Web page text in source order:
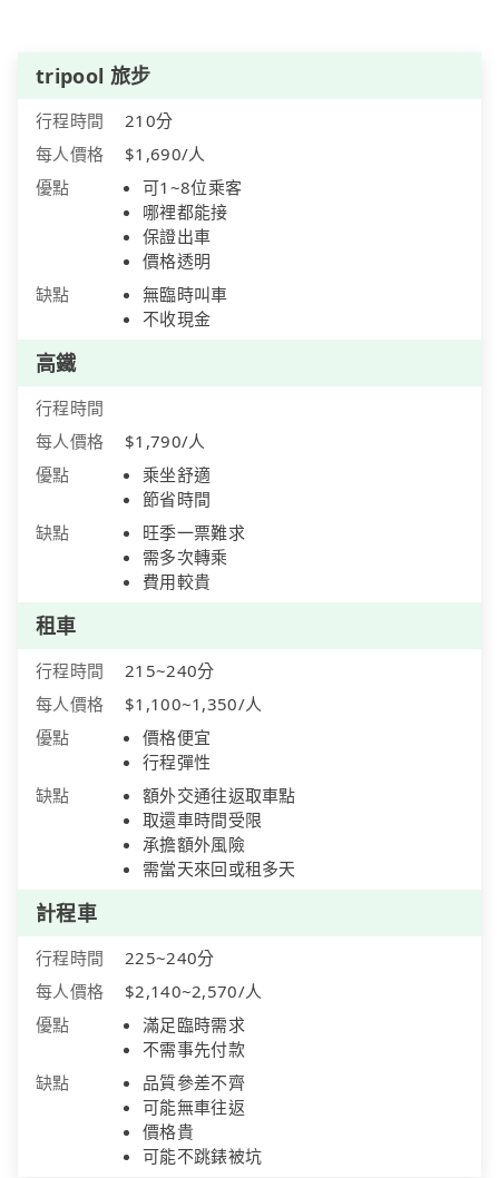
tripool 旅步
行程時間
210分
每人價格
$1,690/人
優點
可1~8位乘客
哪裡都能接
保證出車
價格透明
缺點
無臨時叫車
不收現金
高鐵
行程時間
每人價格
$1,790/人
優點
乘坐舒適
節省時間
缺點
旺季一票難求
需多次轉乘
費用較貴
租車
行程時間
215~240分
每人價格
$1,100~1,350/人
優點
價格便宜
行程彈性
缺點
額外交通往返取車點
取還車時間受限
承擔額外風險
需當天來回或租多天
計程車
行程時間
225~240分
每人價格
$2,140~2,570/人
優點
滿足臨時需求
不需事先付款
缺點
品質參差不齊
可能無車往返
價格貴
可能不跳錶被坑